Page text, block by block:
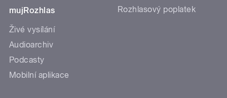
mujRozhlas
Živé vysílání
Audioarchiv
Podcasty
Mobilní aplikace
Rozhlasový poplatek